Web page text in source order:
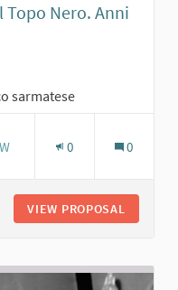
Nero. Anni
sarmatese
0 0
VIEW PROPOSAL